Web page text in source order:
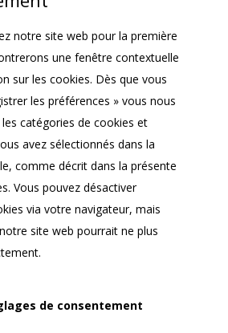
divers
notre site web pour la première
une fenêtre contextuelle
sur les cookies. Dès que vous
les préférences » vous nous
catégories de cookies et
avez sélectionnés dans la
comme décrit dans la présente
Vous pouvez désactiver
via votre navigateur, mais
site web pourrait ne plus
de consentement